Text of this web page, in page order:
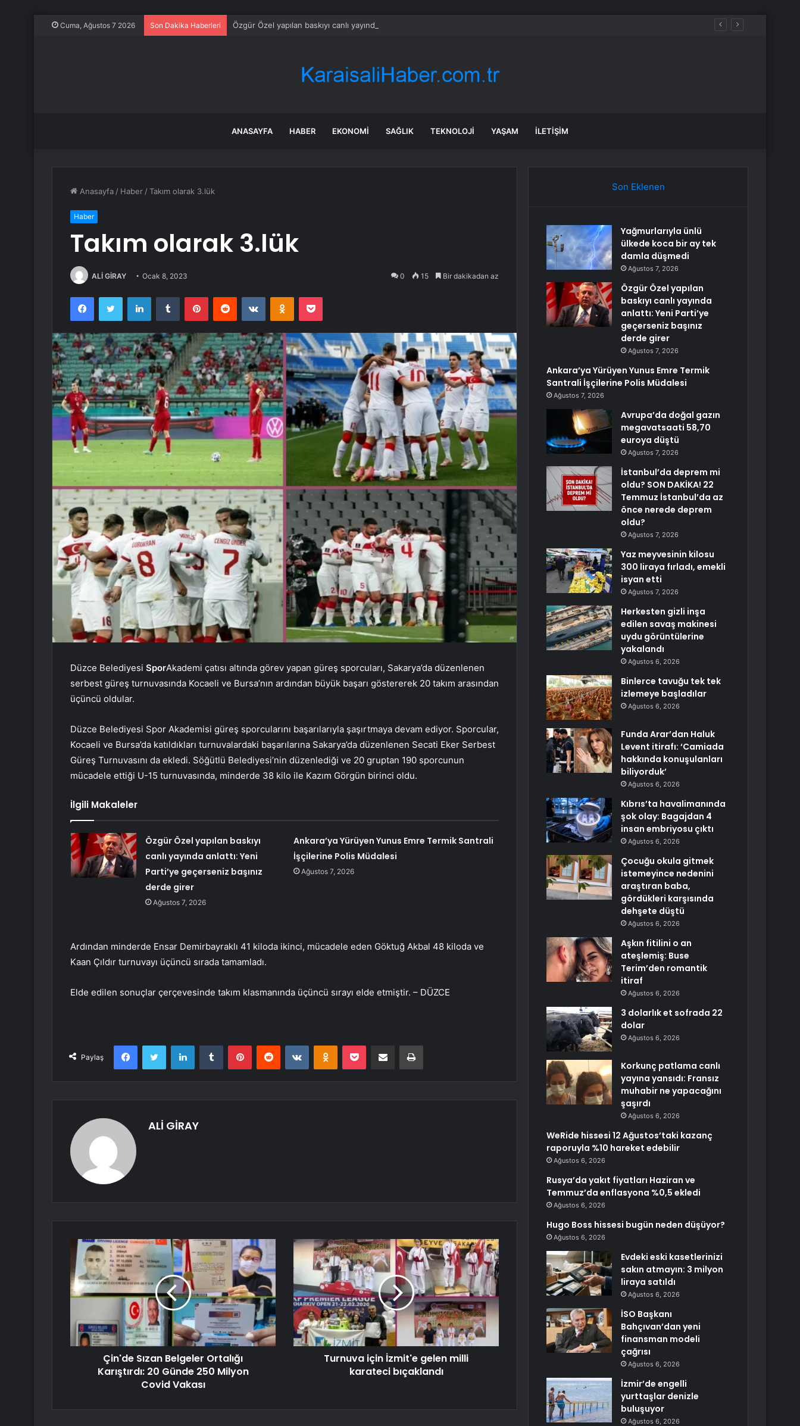
Cuma, Ağustos 7 2026 Son Dakika Haberleri Özgür Özel yapılan baskıyı canlı yayında anlattı: Yeni Parti’ye geçerseniz başınız derde girer
ANASAYFA HABER EKONOMI SAĞLIK TEKNOLOJI YAŞAM İLETIŞIM
Anasayfa / Haber /Takım olarak 3.lük
Haber
Takım olarak 3.lük
ALİ GİRAY Ocak 8, 2023 0 15 Bir dakikadan az
FacebookTwitter LinkedInTumblr PinterestReddit VKontakteOdnoklassniki
Pocket
Düzce Belediyesi SporAkademi çatısı altında görev yapan güreş sporcuları, Sakarya’da düzenlenen
serbest güreş turnuvasında Kocaeli ve Bursa’nın ardından büyük başarı göstererek 20 takım arasından
üçüncü oldular.
Düzce Belediyesi Spor Akademisi güreş sporcularını başarılarıyla şaşırtmaya devam ediyor. Sporcular,
Kocaeli ve Bursa’da katıldıkları turnuvalardaki başarılarına Sakarya’da düzenlenen Secati Eker Serbest
Güreş Turnuvasını da ekledi. Söğütlü Belediyesi’nin düzenlediği ve 20 gruptan 190 sporcunun
mücadele ettiği U-15 turnuvasında, minderde 38 kilo ile Kazım Görgün birinci oldu.
İlgili Makaleler
Özgür Özel yapılan baskıyı
canlı yayında anlattı: Yeni
Parti’ye geçerseniz başınız
derde girer
Ağustos 7, 2026
Ankara’ya Yürüyen Yunus Emre Termik Santrali
İşçilerine Polis Müdalesi
Ağustos 7, 2026
Ardından minderde Ensar Demirbayraklı 41 kiloda ikinci, mücadele eden Göktuğ Akbal 48 kiloda ve
Kaan Çıldır turnuvayı üçüncü sırada tamamladı.
Elde edilen sonuçlar çerçevesinde takım klasmanında üçüncü sırayı elde etmiştir. – DÜZCE
Paylaş
FacebookTwitter LinkedInTumblr PinterestReddit VKontakteOdnoklassniki
Pocket E-Posta ile paylaş Yazdır
ALİ GİRAY
Çin'de Sızan Belgeler Ortalığı
Karıştırdı: 20 Günde 250 Milyon
Covid Vakası
Turnuva için İzmit'e gelen milli
karateci bıçaklandı
Son Eklenen
Yağmurlarıyla ünlü
ülkede koca bir ay tek
damla düşmedi
Ağustos 7, 2026
Özgür Özel yapılan
baskıyı canlı yayında
anlattı: Yeni Parti’ye
geçerseniz başınız
derde girer
Ağustos 7, 2026
Ankara’ya Yürüyen Yunus Emre Termik
Santrali İşçilerine Polis Müdalesi
Ağustos 7, 2026
Avrupa’da doğal gazın
megavatsaati 58,70
euroya düştü
Ağustos 7, 2026
İstanbul’da deprem mi
oldu? SON DAKİKA! 22
Temmuz İstanbul’da az
önce nerede deprem
oldu?
Ağustos 7, 2026
Yaz meyvesinin kilosu
300 liraya fırladı, emekli
isyan etti
Ağustos 7, 2026
Herkesten gizli inşa
edilen savaş makinesi
uydu görüntülerine
yakalandı
Ağustos 6, 2026
Binlerce tavuğu tek tek
izlemeye başladılar
Ağustos 6, 2026
Funda Arar’dan Haluk
Levent itirafı: ‘Camiada
hakkında konuşulanları
biliyorduk’
Ağustos 6, 2026
Kıbrıs’ta havalimanında
şok olay: Bagajdan 4
insan embriyosu çıktı
Ağustos 6, 2026
Çocuğu okula gitmek
istemeyince nedenini
araştıran baba,
gördükleri karşısında
dehşete düştü
Ağustos 6, 2026
Aşkın fitilini o an
ateşlemiş: Buse
Terim’den romantik
itiraf
Ağustos 6, 2026
3 dolarlık et sofrada 22
dolar
Ağustos 6, 2026
Korkunç patlama canlı
yayına yansıdı: Fransız
muhabir ne yapacağını
şaşırdı
Ağustos 6, 2026
WeRide hissesi 12 Ağustos’taki kazanç
raporuyla %10 hareket edebilir
Ağustos 6, 2026
Rusya’da yakıt fiyatları Haziran ve
Temmuz’da enflasyona %0,5 ekledi
Ağustos 6, 2026
Hugo Boss hissesi bugün neden düşüyor?
Ağustos 6, 2026
Evdeki eski kasetlerinizi
sakın atmayın: 3 milyon
liraya satıldı
Ağustos 6, 2026
İSO Başkanı
Bahçıvan’dan yeni
finansman modeli
çağrısı
Ağustos 6, 2026
İzmir’de engelli
yurttaşlar denizle
buluşuyor
Ağustos 6, 2026